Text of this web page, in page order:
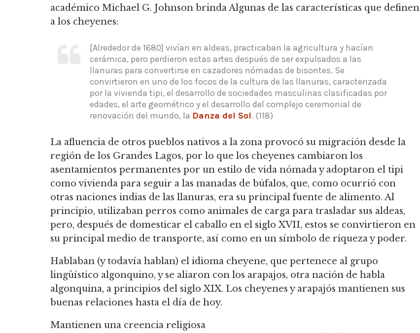
académico Michael G. Johnson brinda Algunas de las características que definen
a los cheyenes:
[Alrededor de 1680] vivían en aldeas, practicaban la agricultura y hacían
cerámica, pero perdieron estas artes después de ser expulsados ​​a las
llanuras para convertirse en cazadores nómadas de bisontes. Se
convirtieron en uno de los focos de la cultura de las llanuras, caracterizada
por la vivienda tipi, el desarrollo de sociedades masculinas clasificadas por
edades, el arte geométrico y el desarrollo del complejo ceremonial de
renovación del mundo, la Danza del Sol. (118)
La afluencia de otros pueblos nativos a la zona provocó su migración desde la
región de los Grandes Lagos, por lo que los cheyenes cambiaron los
asentamientos permanentes por un estilo de vida nómada y adoptaron el tipi
como vivienda para seguir a las manadas de búfalos, que, como ocurrió con
otras naciones indias de las llanuras, era su principal fuente de alimento. Al
principio, utilizaban perros como animales de carga para trasladar sus aldeas,
pero, después de domesticar el caballo en el siglo XVII, estos se convirtieron en
su principal medio de transporte, así como en un símbolo de riqueza y poder.
Hablaban (y todavía hablan) el idioma cheyene, que pertenece al grupo
lingüístico algonquino, y se aliaron con los arapajos, otra nación de habla
algonquina, a principios del siglo XIX. Los cheyenes y arapajós mantienen sus
buenas relaciones hasta el día de hoy.
Mantienen una creencia religiosa